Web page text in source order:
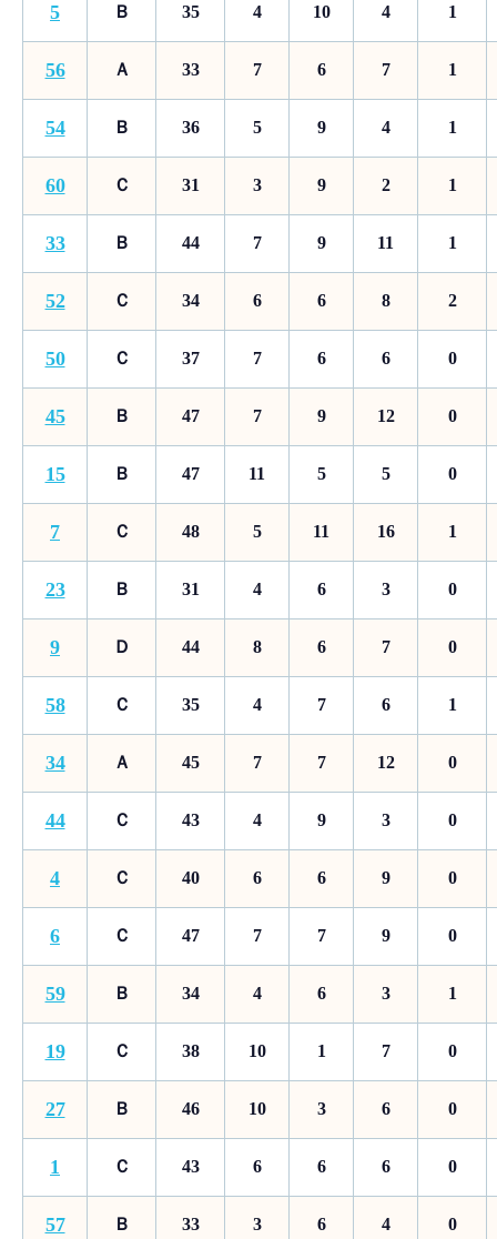
5 Ｂ 35 4 10 4 1
56 Ａ 33 7 6 7 1
54 Ｂ 36 5 9 4 1
60 Ｃ 31 3 9 2 1
33 Ｂ 44 7 9 11 1
52 Ｃ 34 6 6 8 2
50 Ｃ 37 7 6 6 0
45 Ｂ 47 7 9 12 0
15 Ｂ 47 11 5 5 0
7 Ｃ 48 5 11 16 1
23 Ｂ 31 4 6 3 0
9 Ｄ 44 8 6 7 0
58 Ｃ 35 4 7 6 1
34 Ａ 45 7 7 12 0
44 Ｃ 43 4 9 3 0
4 Ｃ 40 6 6 9 0
6 Ｃ 47 7 7 9 0
59 Ｂ 34 4 6 3 1
19 Ｃ 38 10 1 7 0
27 Ｂ 46 10 3 6 0
1 Ｃ 43 6 6 6 0
57 Ｂ 33 3 6 4 0